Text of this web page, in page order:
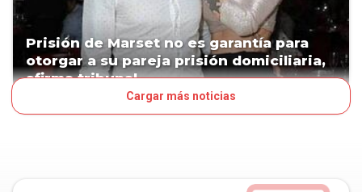
Prisión de Marset no es garantía para
otorgar a su pareja prisión domiciliaria,
afirma tribunal
Cargar más noticias